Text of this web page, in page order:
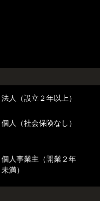
法人（設立２年以上）
個人（社会保険なし）
個人事業主（開業２年
未満）